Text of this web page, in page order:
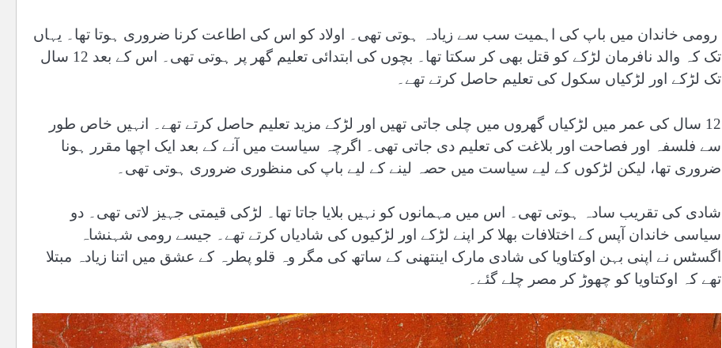
رومی خاندان میں باپ کی اہمیت سب سے زیادہ ہوتی تھی۔ اولاد کو اس کی اطاعت کرنا ضروری ہوتا تھا۔ یہاں
تک کہ والد نافرمان لڑکے کو قتل بھی کر سکتا تھا۔ بچوں کی ابتدائی تعلیم گھر پر ہوتی تھی۔ اس کے بعد 12 سال
تک لڑکے اور لڑکیاں سکول کی تعلیم حاصل کرتے تھے۔
12 سال کی عمر میں لڑکیاں گھروں میں چلی جاتی تھیں اور لڑکے مزید تعلیم حاصل کرتے تھے۔ انہیں خاص طور
سے فلسفہ اور فصاحت اور بلاغت کی تعلیم دی جاتی تھی۔ اگرچہ سیاست میں آنے کے بعد ایک اچھا مقرر ہونا
ضروری تھا، لیکن لڑکوں کے لیے سیاست میں حصہ لینے کے لیے باپ کی منظوری ضروری ہوتی تھی۔
شادی کی تقریب سادہ ہوتی تھی۔ اس میں مہمانوں کو نہیں بلایا جاتا تھا۔ لڑکی قیمتی جہیز لاتی تھی۔ دو
سیاسی خاندان آپس کے اختلافات بھلا کر اپنے لڑکے اور لڑکیوں کی شادیاں کرتے تھے۔ جیسے رومی شہنشاہ
اگسٹس نے اپنی بہن اوکتاویا کی شادی مارک اینتھنی کے ساتھ کی مگر وہ قلو پطرہ کے عشق میں اتنا زیادہ مبتلا
تھے کہ اوکتاویا کو چھوڑ کر مصر چلے گئے۔